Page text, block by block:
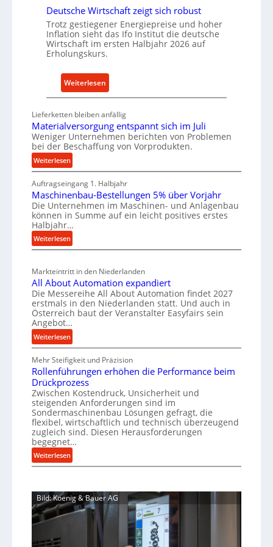
t
r
i
E
r
a
t
z
l
e
n
n
a
c
a
l
i
g
e
W
r
k
z
e
a
u
p
r
e
s
s
Deutsche Wirtschaft zeigt sich robust
Trotz gestiegener Energiepreise und hoher
Inflation sieht das Ifo Institut die deutsche
Wirtschaft im ersten Halbjahr 2026 auf
Erholungskurs.
Weiterlesen
D
u
t
s
h
e
W
s
h
a
f
t
i
g
t
s
i
c
h
b
s
t
Lieferketten bleiben anfällig
Materialversorgung entspannt sich im Juli
Weniger Unternehmen berichten von Problemen
bei der Beschaffung von Vorprodukten.
Weiterlesen:
M
a
t
e
r
i
a
l
e
r
s
o
u
n
g
e
n
t
s
p
a
n
n
i
c
Auftragseingang 1. Halbjahr
Maschinenbau-Bestellungen 5% über Vorjahr
Die Unternehmen im Maschinen- und Anlagenbau
können in Summe auf ein leicht positives erstes
Halbjahr…
Weiterlesen:
M
s
c
h
i
n
e
n
a
u
-
B
e
s
t
e
l
l
n
g
e
Markteintritt in den Niederlanden
All About Automation expandiert
Die Messereihe All About Automation findet 2027
erstmals in den Niederlanden statt. Und auch in
Österreich baut der Veranstalter Easyfairs sein
Angebot…
Weiterlesen:
A
l
l
A
b
o
u
t
u
t
a
t
Mehr Steifigkeit und Präzision
Rollenführungen erhöhen die Performance beim
Drückprozess
Zwischen Kostendruck, Unsicherheit und
steigenden Anforderungen sind im
Sondermaschinenbau Lösungen gefragt, die
flexibel, wirtschaftlich und technisch überzeugend
zugleich sind. Diesen Herausforderungen
begegnet…
Weiterlesen:
R
l
l
e
Bild: Koenig & Bauer AG